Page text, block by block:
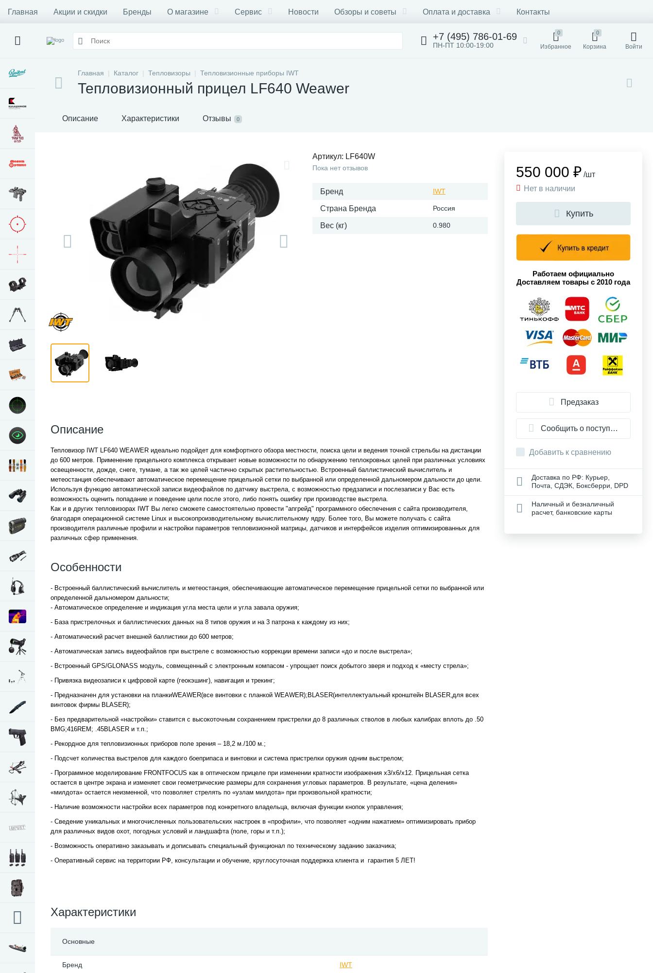
Главная Акции и скидки Бренды О магазине Сервис Новости Обзоры и советы Оплата и доставка Контакты
+7 (495) 786-01-69
ПН-ПТ 10:00-19:00
0
Избранное
0
Корзина Войти
Главная Каталог Тепловизоры Тепловизионные приборы IWT
Тепловизионный прицел LF640 Weawer
Описание Характеристики Отзывы 0
Артикул: LF640W
Пока нет отзывов
Бренд IWT
Страна Бренда Россия
Вес (кг) 0.980
Описание
Тепловизор IWT LF640 WEAWER идеально подойдет для комфортного обзора местности, поиска цели и ведения точной стрельбы на дистанции
до 600 метров. Применение прицельного комплекса открывает новые возможности по обнаружению теплокровных целей при различных условиях
освещенности, дожде, снеге, тумане, а так же целей частично скрытых растительностью. Встроенный баллистический вычислитель и
метеостанция обеспечивают автоматическое перемещение прицельной сетки по выбранной или определенной дальномером дальности до цели.
Используя функцию автоматической записи видеофайлов по датчику выстрела, с возможностью предзаписи и послезаписи у Вас есть
возможность оценить попадание и поведение цели после этого, либо понять ошибку при производстве выстрела.
Как и в других тепловизорах IWT Вы легко сможете самостоятельно провести "апгрейд" программного обеспечения с сайта производителя,
благодаря операционной системе Linux и высокопроизводительному вычислительному ядру. Более того, Вы можете получать с сайта
производителя различные профили и настройки параметров тепловизионной матрицы, датчиков и интерфейсов изделия оптимизированных для
различных сфер применения.
Особенности
- Встроенный баллистический вычислитель и метеостанция, обеспечивающие автоматическое перемещение прицельной сетки по выбранной или
определенной дальномером дальности;
- Автоматическое определение и индикация угла места цели и угла завала оружия;
- База пристрелочных и баллистических данных на 8 типов оружия и на 3 патрона к каждому из них;
- Автоматический расчет внешней баллистики до 600 метров;
- Автоматическая запись видеофайлов при выстреле с возможностью коррекции времени записи «до и после выстрела»;
- Встроенный GPS/GLONASS модуль, совмещенный с электронным компасом - упрощает поиск добытого зверя и подход к «месту стрела»;
- Привязка видеозаписи к цифровой карте (геокэшинг), навигация и трекинг;
- Предназначен для установки на планкиWEAWER(все винтовки с планкой WEAWER);BLASER(интеллектуальный кронштейн BLASER,для всех
винтовок фирмы BLASER);
- Без предварительной «настройки» ставится с высокоточным сохранением пристрелки до 8 различных стволов в любых калибрах вплоть до .50
BMG;416REM; .45BLASER и т.п.;
- Рекордное для тепловизионных приборов поле зрения – 18,2 м./100 м.;
- Подсчет количества выстрелов для каждого боеприпаса и винтовки и система пристрелки оружия одним выстрелом;
- Программное моделирование FRONTFOCUS как в оптическом прицеле при изменении кратности изображения х3/х6/х12. Прицельная сетка
остается в центре экрана и изменяет свои геометрические размеры для сохранения угловых параметров. В результате, «цена деления»
«милдота» остается неизменной, что позволяет стрелять по «узлам милдота» при произвольной кратности;
- Наличие возможности настройки всех параметров под конкретного владельца, включая функции кнопок управления;
- Сведение уникальных и многочисленных пользовательских настроек в «профили», что позволяет «одним нажатием» оптимизировать прибор
для различных видов охот, погодных условий и ландшафта (поле, горы и т.п.);
- Возможность оперативно заказывать и дописывать специальный функционал по техническому заданию заказчика;
- Оперативный сервис на территории РФ, консультации и обучение, круглосуточная поддержка клиента и гарантия 5 ЛЕТ!
Характеристики
Основные
Бренд IWT
550 000 ₽ /шт
Нет в наличии
Купить
Работаем официально
Доставляем товары с 2010 года
Предзаказ
Сообщить о поступлении
Добавить к сравнению
Доставка по РФ: Курьер,
Почта, СДЭК, Боксберри, DPD
Наличный и безналичный
расчет, банковские карты